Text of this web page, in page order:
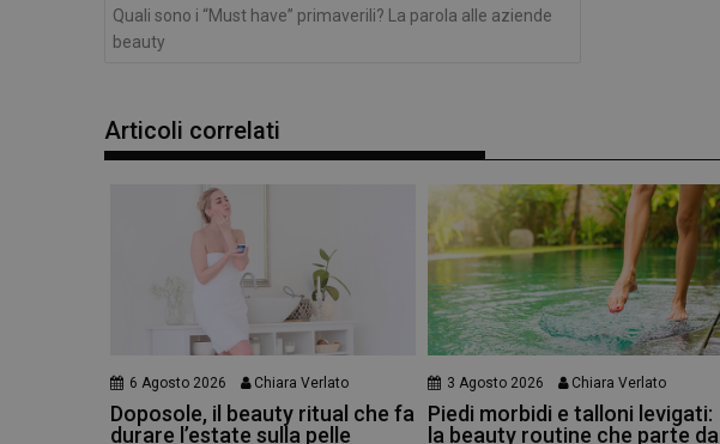
Quali sono i “Must have” primaverili? La parola alle aziende
beauty
Articoli correlati
6 Agosto 2026 Chiara Verlato
Doposole, il beauty ritual che fa
durare l’estate sulla pelle
3 Agosto 2026 Chiara Verlato
Piedi morbidi e talloni levigati:
la beauty routine che parte dal